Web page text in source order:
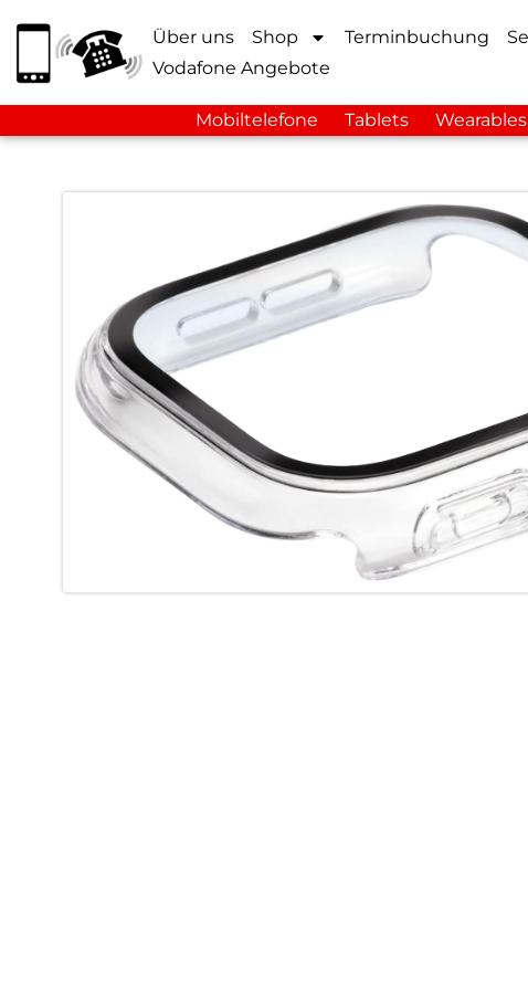
Über uns Shop Terminbuchung
Vodafone Angebote
Mobiltelefone Tablets Wearables